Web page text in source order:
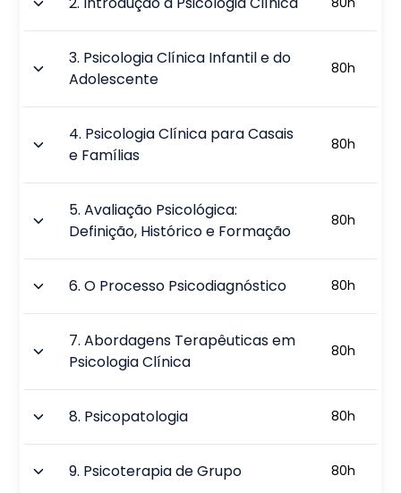
3. Psicologia Clínica Infantil e do
Adolescente
80h
4. Psicologia Clínica para Casais
e Famílias
80h
5.Avaliação Psicológica:
Definição, Histórico e Formação
80h
6.O Processo Psicodiagnóstico 80h
7.Abordagens Terapêuticas em
Psicologia Clínica
80h
8. Psicopatologia 80h
9. Psicoterapia de Grupo 80h